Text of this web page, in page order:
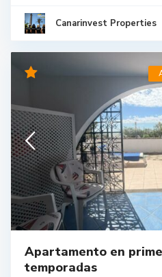
Canarinvest Properties
Apartamento en
temporadas